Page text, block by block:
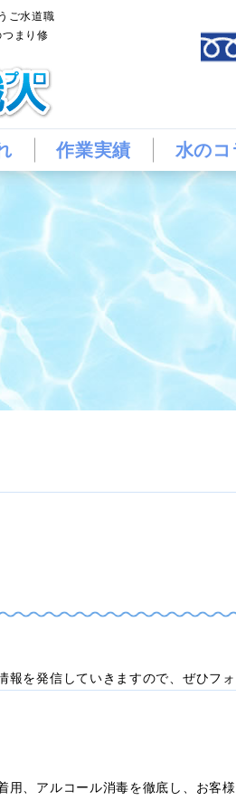
ご水道職
まり修
作業実績 水のコ
を発信していきますので、ぜひフォ
、アルコール消毒を徹底し、お客